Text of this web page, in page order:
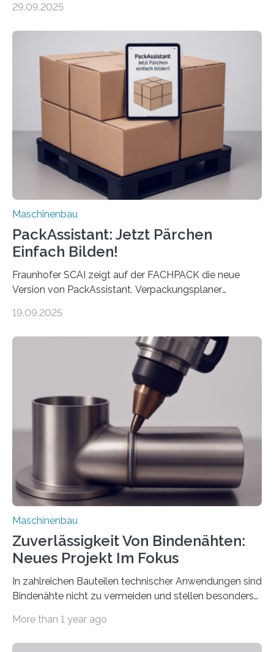
Mensch-Maschine-Schnittstelle so sehr vereinfacht,
Die zugrunde liegende Methodik lässt sich auf alle
anderen Maschinen übertragen. Eine Falzmaschine
umzurüsten ist ein Job für echte Profis. Eine solche
Maschine faltet in Druckereien Broschüren, Prospekte,
Landkarten und vieles mehr – mehrere Zehntausend
Exemplare pro Stunde. Je nach Maschinentyp und
Auftrag kann das Umrüsten…
29.09.2025
Maschinenbau
PackAssistant: Jetzt Pärchen
Einfach Bilden!
Fraunhofer SCAI zeigt auf der FACHPACK die neue
Version von PackAssistant. Verpackungsplaner
Automobil, Maschinenbau und in der Zulieferindustrie.
Teile als eine Einheit verpacken. Die Anordnung kann
der Benutzer vorgeben und erhält so mehr Kontrolle
über die Positionierung der Bauteile. Die ebenfalls neue
Automatisierungsschnittstelle dient dazu, die Software
besser in spezifische Unternehmensprozesse
einzubinden. Sankt Augustin – Zur Messe FACHPACK
vom 23. bis 25. September in Nürnberg…
19.09.2025
Maschinenbau
Zuverlässigkeit Von Bindenähten:
Neues Projekt Im Fokus
In zahlreichen Bauteilen technischer Anwendungen sind
Bindenähte nicht zu vermeiden und stellen besonders
Matrixmaterials eine große Herausforderung dar.
More than 1 year ago